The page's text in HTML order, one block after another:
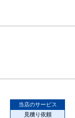
当店のサービス
見積り依頼